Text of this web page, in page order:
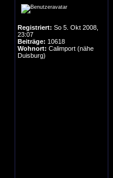
Registriert: So 5. Okt 2008,
23:07
Beiträge: 10618
Wohnort: Calimport (nähe
Duisburg)